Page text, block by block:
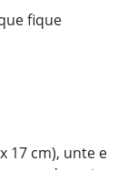
fique
17 cm), unte e